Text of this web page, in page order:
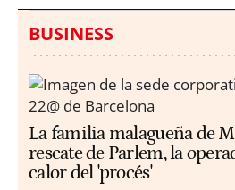
BUSINESS
La familia malagueña de
rescate de Parlem, la
calor del 'procés'